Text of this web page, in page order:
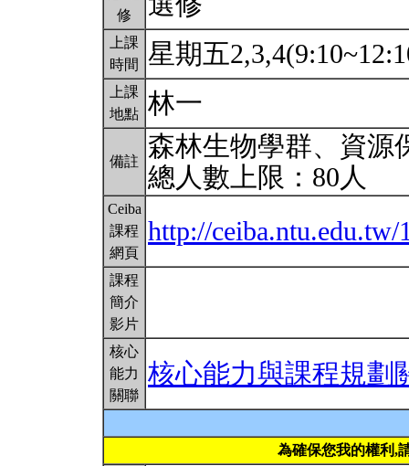
修
上課
時間
星期五
上課
地點 林一
備註
森林生物學群、資源
總人數上限：80人
Ceiba
課程
網頁
http://
課程
簡介
影片
核心
能力
關聯
核心能力與課程規劃
為確保您我的權利,